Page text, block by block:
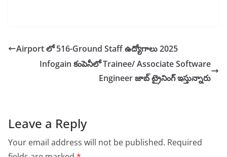
Airport లో 516-Ground Staff ఉద్యోగాలు 2025
Infogain కంపెనీలో Trainee/ Associate Software
Engineer జాబ్ ట్రైనింగ్ ఇస్తున్నారు
Leave a Reply
Your email address will not be published. Required